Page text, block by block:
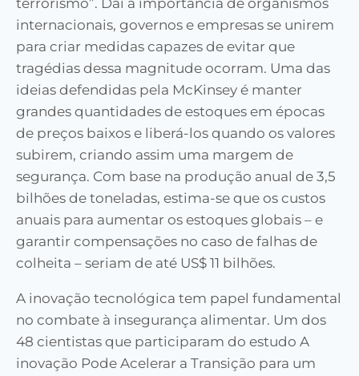
terrorismo”. Daí a importância de organismos
internacionais, governos e empresas se unirem
para criar medidas capazes de evitar que
tragédias dessa magnitude ocorram. Uma das
ideias defendidas pela McKinsey é manter
grandes quantidades de estoques em épocas
de preços baixos e liberá-los quando os valores
subirem, criando assim uma margem de
segurança. Com base na produção anual de 3,5
bilhões de toneladas, estima-se que os custos
anuais para aumentar os estoques globais – e
garantir compensações no caso de falhas de
colheita – seriam de até US$ 11 bilhões.
A inovação tecnológica tem papel fundamental
no combate à insegurança alimentar. Um dos
48 cientistas que participaram do estudo A
inovação Pode Acelerar a Transição para um